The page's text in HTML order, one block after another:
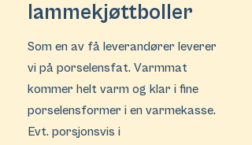
lammekjøttboller
Som en av få leverandører leverer
vi på porselensfat. Varmmat
kommer helt varm og klar i fine
porselensformer i en varmekasse.
Evt. porsjonsvis i